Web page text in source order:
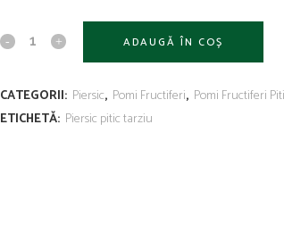
ADAUGĂ ÎN COȘ
CATEGORII: Piersic, Pomi Fructiferi, Pomi Fructiferi
ETICHETĂ: Piersic pitic tarziu